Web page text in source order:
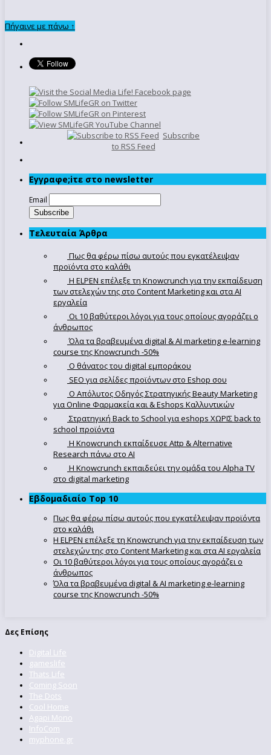
Πήγαινε με πάνω ↑
Subscribe
to RSS Feed
Εγγραφe;iτε στο newsletter
Email
Τελευταία Άρθρα
Πως θα φέρω πίσω αυτούς που εγκατέλειψαν
προϊόντα στο καλάθι
Η ELPEN επέλεξε τη Knowcrunch για την εκπαίδευση
των στελεχών της στο Content Marketing και στα AI
εργαλεία
Οι 10 βαθύτεροι λόγοι για τους οποίους αγοράζει ο
άνθρωπος
Όλα τα βραβευμένα digital & AI marketing e-learning
course της Knowcrunch -50%
Ο θάνατος του digital εμποράκου
SEO για σελίδες προϊόντων στο Eshop σου
Ο Απόλυτoς Οδηγός Στρατηγικής Beauty Marketing
για Online Φαρμακεία και & Eshops Καλλυντικών
Στρατηγική Back to School για eshops ΧΩΡΙΣ back to
school προϊόντα
Η Knowcrunch εκπαίδευσε Attp & Alternative
Research πάνω στο ΑΙ
Η Knowcrunch εκπαιδεύει την ομάδα του Alpha TV
στο digital marketing
Εβδομαδιαίο Top 10
Πως θα φέρω πίσω αυτούς που εγκατέλειψαν προϊόντα
στο καλάθι
Η ELPEN επέλεξε τη Knowcrunch για την εκπαίδευση των
στελεχών της στο Content Marketing και στα AI εργαλεία
Οι 10 βαθύτεροι λόγοι για τους οποίους αγοράζει ο
άνθρωπος
Όλα τα βραβευμένα digital & AI marketing e-learning
course της Knowcrunch -50%
Δες Επίσης
Digital Life
gameslife
Thats Life
Coming Soon
The Dots
Cool Home
Agapi Mono
InfoCom
myphone.gr